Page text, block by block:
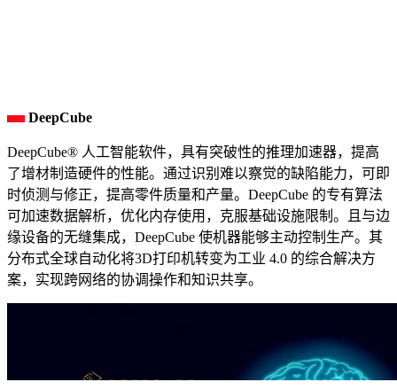
DeepCube
DeepCube® 人工智能软件，具有突破性的推理加速器，提高
了增材制造硬件的性能。通过识别难以察觉的缺陷能力，可即
时侦测与修正，提高零件质量和产量。DeepCube 的专有算法
可加速数据解析，优化内存使用，克服基础设施限制。且与边
缘设备的无缝集成，DeepCube 使机器能够主动控制生产。其
分布式全球自动化将3D打印机转变为工业 4.0 的综合解决方
案，实现跨网络的协调操作和知识共享。